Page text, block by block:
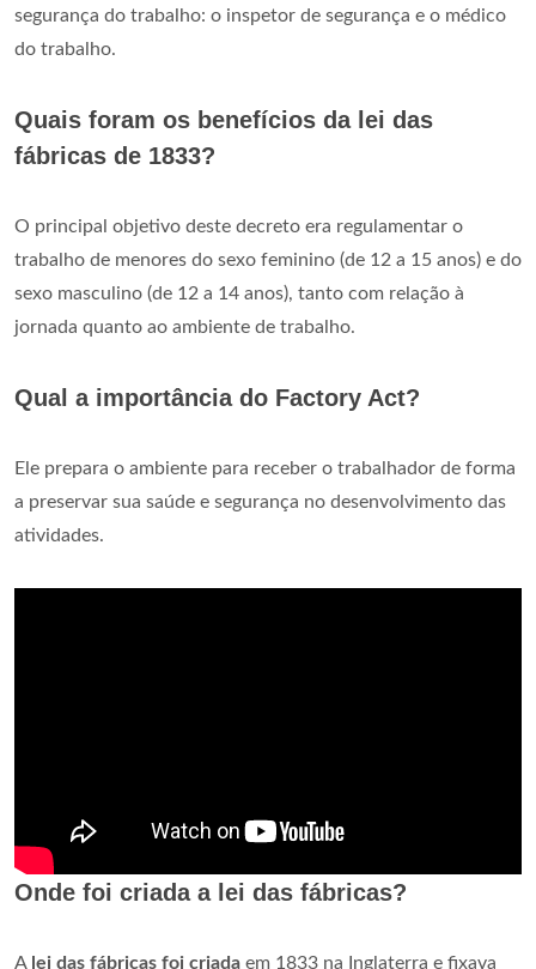
segurança do trabalho: o inspetor de segurança e o médico
do trabalho.
Quais foram os benefícios da lei das
fábricas de 1833?
O principal objetivo deste decreto era regulamentar o
trabalho de menores do sexo feminino (de 12 a 15 anos) e do
sexo masculino (de 12 a 14 anos), tanto com relação à
jornada quanto ao ambiente de trabalho.
Qual a importância do Factory Act?
Ele prepara o ambiente para receber o trabalhador de forma
a preservar sua saúde e segurança no desenvolvimento das
atividades.
Onde foi criada a lei das fábricas?
A lei das fábricas foi criada em 1833 na Inglaterra e fixava